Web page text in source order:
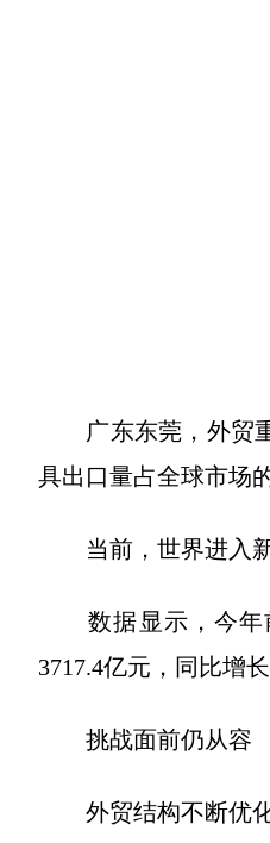
广东东莞，外贸重
具出口量占全球市场
当前，世界进入新
数据显示，今年前
3717.4亿元，同比增
挑战面前仍从容
外贸结构不断优化